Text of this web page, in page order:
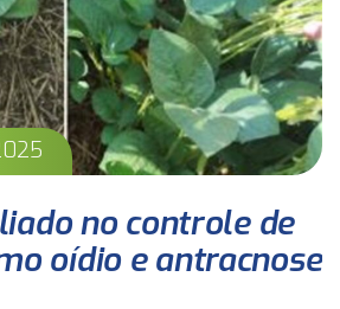
no controle de
oídio e antracnose